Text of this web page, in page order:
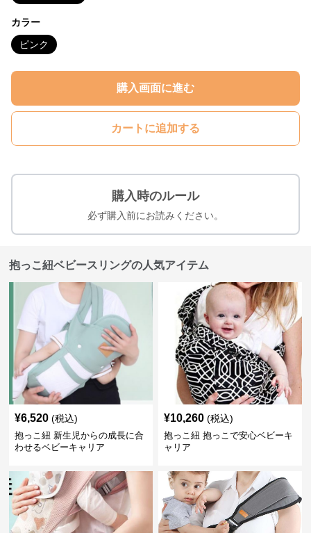
カラー
ピンク
購入画面に進む
カートに追加する
購入時のルール
必ず購入前にお読みください。
抱っこ紐ベビースリングの人気アイテム
¥6,520 (税込)
抱っこ紐 新生児からの成長に合
わせるベビーキャリア
¥10,260 (税込)
抱っこ紐 抱っこで安心ベビーキ
ャリア